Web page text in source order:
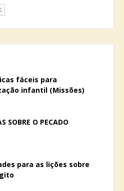
fáceis para
infantil (Missões)
SOBRE O PECADO
para as lições sobre